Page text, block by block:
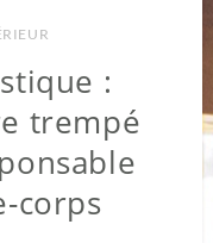
:
trempé
corps